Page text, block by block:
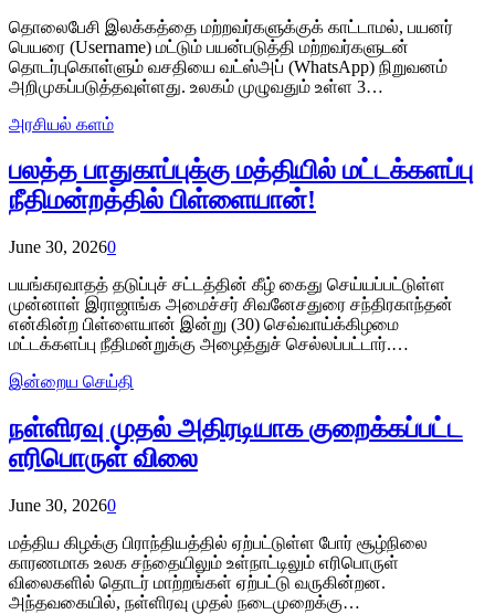
தொலைபேசி இலக்கத்தை மற்றவர்களுக்குக் காட்டாமல், பயனர்
பெயரை (Username) மட்டும் பயன்படுத்தி மற்றவர்களுடன்
தொடர்புகொள்ளும் வசதியை வட்ஸ்அப் (WhatsApp) நிறுவனம்
அறிமுகப்படுத்தவுள்ளது. உலகம் முழுவதும் உள்ள 3…
அரசியல் களம்
பலத்த பாதுகாப்புக்கு மத்தியில் மட்டக்களப்பு
நீதிமன்றத்தில் பிள்ளையான்!
June 30, 20260
பயங்கரவாதத் தடுப்புச் சட்டத்தின் கீழ் கைது செய்யப்பட்டுள்ள
முன்னாள் இராஜாங்க அமைச்சர் சிவனேசதுரை சந்திரகாந்தன்
என்கின்ற பிள்ளையான் இன்று (30) செவ்வாய்க்கிழமை
மட்டக்களப்பு நீதிமன்றுக்கு அழைத்துச் செல்லப்பட்டார்.…
இன்றைய செய்தி
நள்ளிரவு முதல் அதிரடியாக குறைக்கப்பட்ட
எரிபொருள் விலை
June 30, 20260
மத்திய கிழக்கு பிராந்தியத்தில் ஏற்பட்டுள்ள போர் சூழ்நிலை
காரணமாக உலக சந்தையிலும் உள்நாட்டிலும் எரிபொருள்
விலைகளில் தொடர் மாற்றங்கள் ஏற்பட்டு வருகின்றன.
அந்தவகையில், நள்ளிரவு முதல் நடைமுறைக்கு…